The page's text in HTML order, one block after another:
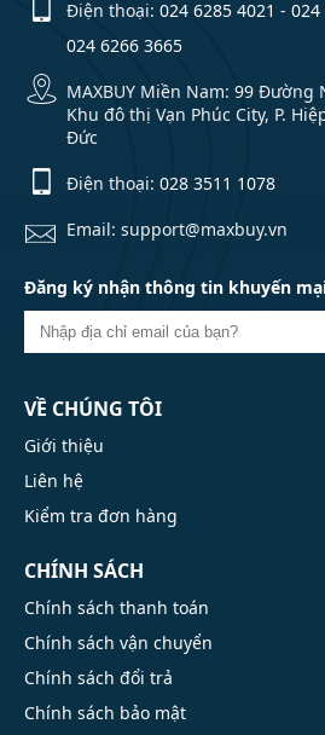
Điện thoại: 024 6285 4021 - 024
024 6266 3665
MAXBUY Miền Nam: 99 Đường
Khu đô thị Vạn Phúc City, P.
Đức
Điện thoại: 028 3511 1078
Email: support@maxbuy.vn
Đăng ký nhận thông tin khuyến
VỀ CHÚNG TÔI
Giới thiệu
Liên hệ
Kiểm tra đơn hàng
CHÍNH SÁCH
Chính sách thanh toán
Chính sách vận chuyển
Chính sách đổi trả
Chính sách bảo mật